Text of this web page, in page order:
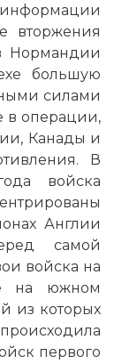
вторжения
Нормандии
большую
силами
в операции,
Канады и
В
войска
Англии
самой
войска на
на южном
из которых
первого